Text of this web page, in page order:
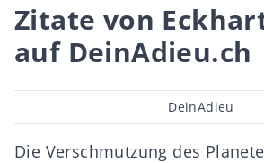
Zitate von
auf DeinAdieu.ch
Beitragsautor
DeinAdieu
Die Verschmutzung des